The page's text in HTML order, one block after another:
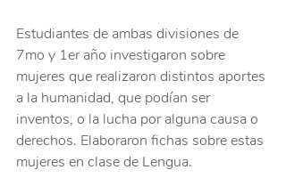
Estudiantes de ambas divisiones de
7mo y 1er año investigaron sobre
mujeres que realizaron distintos aportes
a la humanidad, que podían ser
inventos, o la lucha por alguna causa o
derechos. Elaboraron fichas sobre estas
mujeres en clase de Lengua.